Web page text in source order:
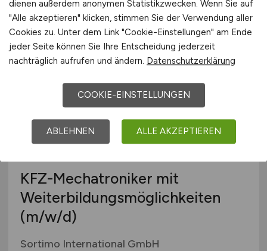
vor 3 Tagen
Marl
KFZ-Mechatroniker mit
Weiterbildungsmöglichkeiten
(m/w/d)
Sortimo International GmbH
dienen außerdem anonymen Statistikzwecken. Wenn Sie auf
"Alle akzeptieren" klicken, stimmen Sie der Verwendung aller
Cookies zu. Unter dem Link "Cookie-Einstellungen" am Ende
jeder Seite können Sie Ihre Entscheidung jederzeit
nachträglich aufrufen und ändern. Datenschutzerklärung
COOKIE-EINSTELLUNGEN
ABLEHNEN ALLE AKZEPTIEREN